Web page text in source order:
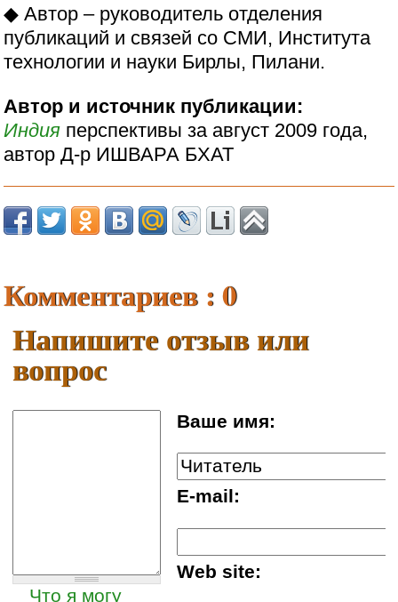
◆ Автор – руководитель отделения
публикаций и связей со СМИ, Института
технологии и науки Бирлы, Пилани.
Автор и источник публикации:
Индия перспективы за август 2009 года,
автор Д-р ИШВАРА БХАТ
Комментариев : 0
Напишите отзыв или
вопрос
Ваше имя:
E-mail:
Web site:
Что я могу